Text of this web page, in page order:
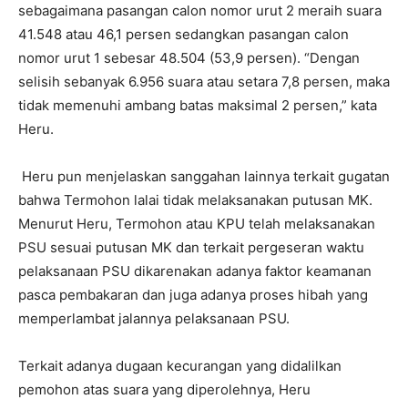
sebagaimana pasangan calon nomor urut 2 meraih suara
41.548 atau 46,1 persen sedangkan pasangan calon
nomor urut 1 sebesar 48.504 (53,9 persen). “Dengan
selisih sebanyak 6.956 suara atau setara 7,8 persen, maka
tidak memenuhi ambang batas maksimal 2 persen,” kata
Heru.
Heru pun menjelaskan sanggahan lainnya terkait gugatan
bahwa Termohon lalai tidak melaksanakan putusan MK.
Menurut Heru, Termohon atau KPU telah melaksanakan
PSU sesuai putusan MK dan terkait pergeseran waktu
pelaksanaan PSU dikarenakan adanya faktor keamanan
pasca pembakaran dan juga adanya proses hibah yang
memperlambat jalannya pelaksanaan PSU.
Terkait adanya dugaan kecurangan yang didalilkan
pemohon atas suara yang diperolehnya, Heru